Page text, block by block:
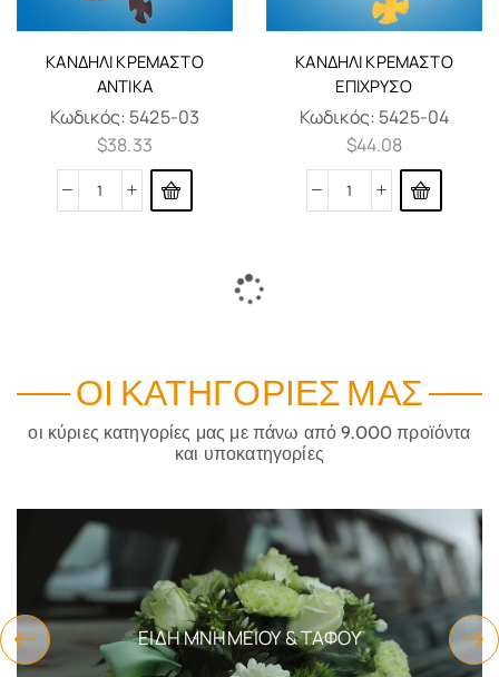
ΚΑΝΔΉΛΙ ΚΡΕΜΑΣΤΌ
ΑΝΤΊΚΑ
Κωδικός: 5425-03
$38.33
ΚΑΝΔΉΛΙ ΚΡΕΜΑΣΤΌ
ΕΠΊΧΡΥΣΟ
Κωδικός: 5425-04
$44.08